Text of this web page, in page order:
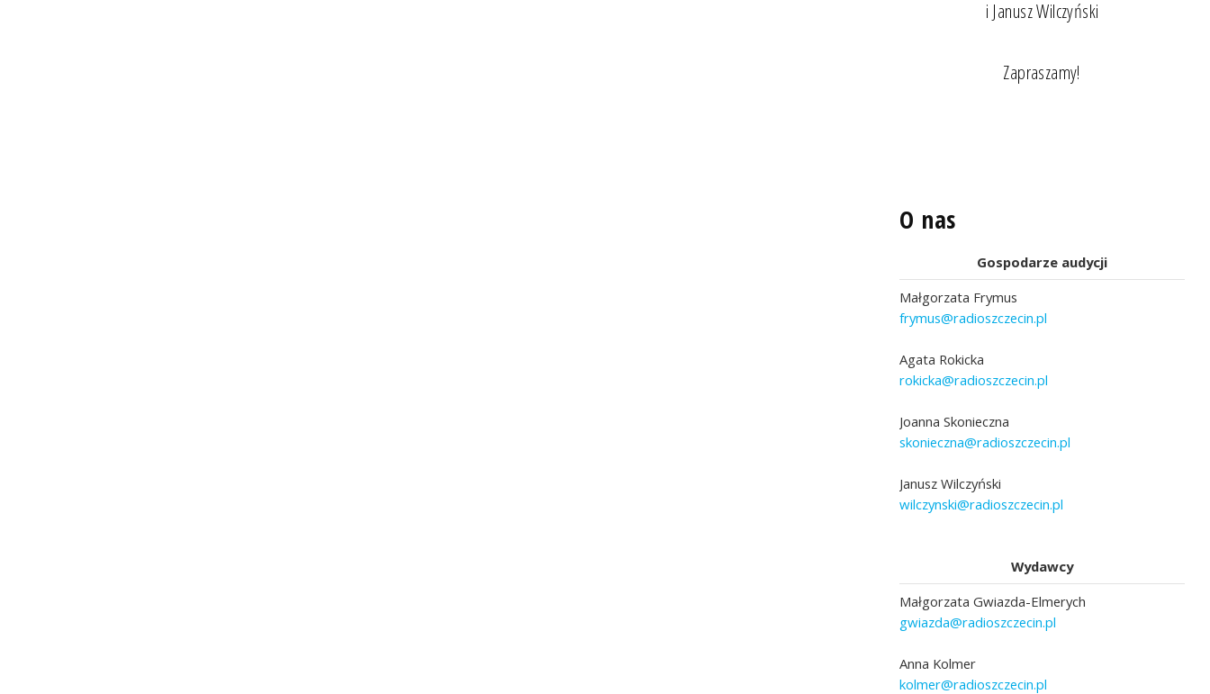
i Janusz Wilczyński
Zapraszamy!
O nas
Gospodarze audycji
Małgorzata Frymus
frymus@radioszczecin.pl
Agata Rokicka
rokicka@radioszczecin.pl
Joanna Skonieczna
skonieczna@radioszczecin.pl
Janusz Wilczyński
wilczynski@radioszczecin.pl
Wydawcy
Małgorzata Gwiazda-Elmerych
gwiazda@radioszczecin.pl
Anna Kolmer
kolmer@radioszczecin.pl